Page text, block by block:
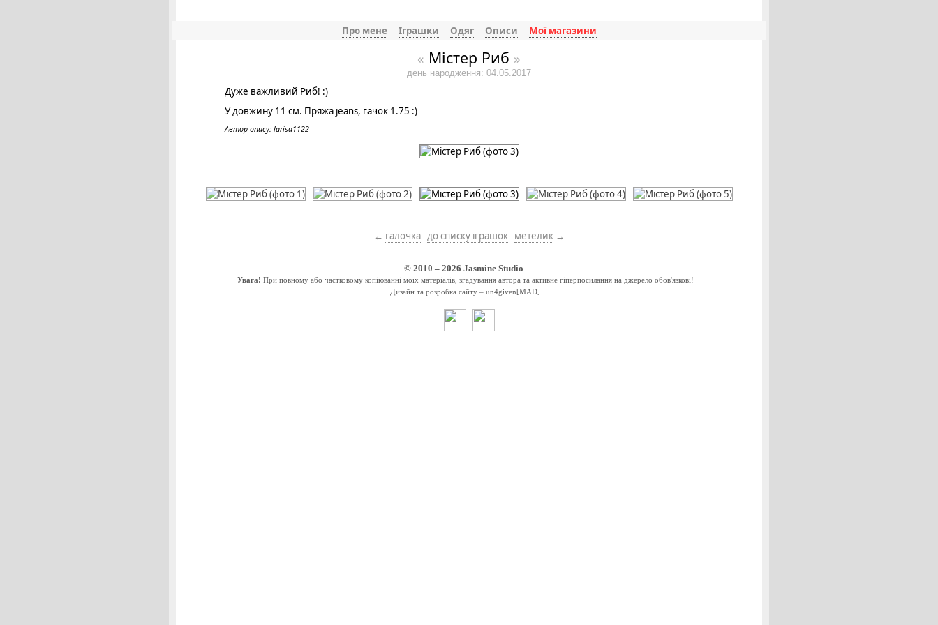
Про мене Іграшки Одяг Описи Мої магазини
« Містер Риб »
день народження: 04.05.2017
Дуже важливий Риб! :)
У довжину 11 см. Пряжа jeans, гачок 1.75 :)
Автор опису: larisa1122
← галочка до списку іграшок метелик→
© 2010 – 2026 Jasmine Studio
Увага! При повному або частковому копіюванні моїх матеріалів, згадування автора та активне гіперпосилання на джерело обов'язкові!
Дизайн та розробка сайту – un4given[MAD]